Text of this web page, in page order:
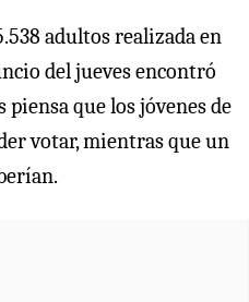
adultos realizada en
del jueves encontró
que los jóvenes de
votar, mientras que un